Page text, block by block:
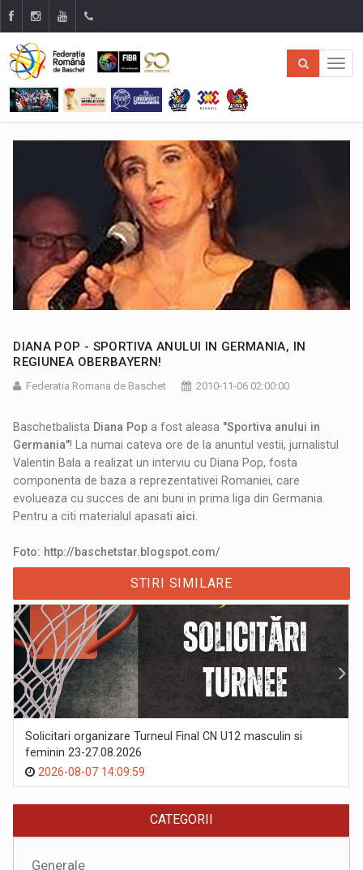
DIANA POP - SPORTIVA ANULUI IN GERMANIA, IN
REGIUNEA OBERBAYERN!
Federatia Romana de Baschet 2010-11-06 02:00:00
Baschetbalista Diana Pop a fost aleasa "Sportiva anului in
Germania"! La numai cateva ore de la anuntul vestii, jurnalistul
Valentin Bala a realizat un interviu cu Diana Pop, fosta
componenta de baza a reprezentativei Romaniei, care
evolueaza cu succes de ani buni in prima liga din Germania.
Pentru a citi materialul apasati aici
Foto: http://baschetstar.blogspot.com/
STIRI SIMILARE
Solicitari organizare Turneul Final CN U12 masculin si
feminin 23-27.08.2026
2026-08-07 14:09:59
CATEGORII
Generale